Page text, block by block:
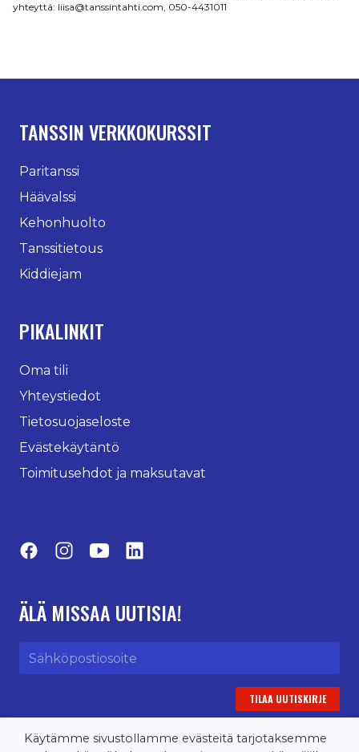
yhteyttä: liisa@tanssintahti.com, 050-4431011
TANSSIN VERKKOKURSSIT
Paritanssi
Häävalssi
Kehonhuolto
Tanssitietous
Kiddiejam
PIKALINKIT
Oma tili
Yhteystiedot
Tietosuojaseloste
Evästekäytäntö
Toimitusehdot ja maksutavat
FacebookInstagramYouTube
ÄLÄ MISSAA UUTISIA!
Sähköpostiosoite
Käytämme sivustollamme evästeitä tarjotaksemme